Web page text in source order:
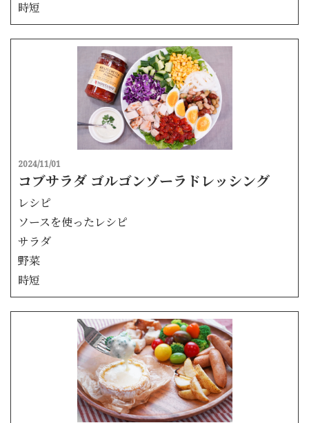
時短
2024/11/01
コブサラダ ゴルゴンゾーラドレッシング
レシピ
ソースを使ったレシピ
サラダ
野菜
時短